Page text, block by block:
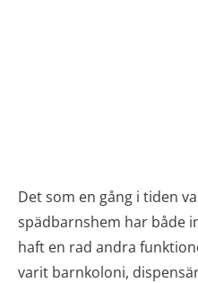
Det som en gång i tiden
spädbarnshem har både
haft en rad andra
varit barnkoloni,